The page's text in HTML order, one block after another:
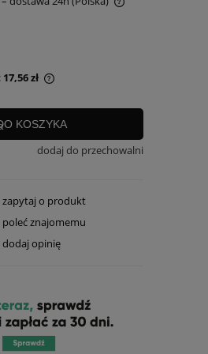
17,56 zł
niż
od
w
KOSZYKA
dodaj do przechowalni
zapytaj o produkt
poleć znajomemu
dodaj opinię